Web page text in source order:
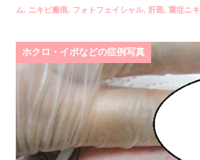
ム, ニキビ瘢痕, フォトフェイシャル, 肝斑, 重症ニ
ホクロ・イボなどの症例写真